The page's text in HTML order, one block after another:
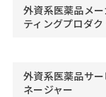
外資系医薬品メ
ティングプロダ
外資系医薬品サ
ネージャー